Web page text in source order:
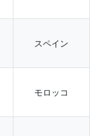
スペイン
モロッコ